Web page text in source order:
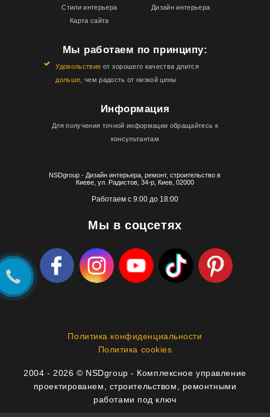
NSDgroup - Дизайн интерьера, ремонт, строительство в
Киеве, ул. Радистов, 34-р, Киев, 02000
Работаем с 9:00 до 18:00
Мы в соцсетях
Стили интерьера
Карта сайта
Дизайн интерьера
Мы работаем по принципу:
Удовольствие от хорошего качества длится
дольше, чем радость от низкой цены
Информация
Для получения точной информации обращайтесь к
консультантам
Политика конфиденциальности
Политика cookies
2004 - 2026 © NSDgroup - Комплексное управление
проектированем, строительством, ремонтными
работами под ключ